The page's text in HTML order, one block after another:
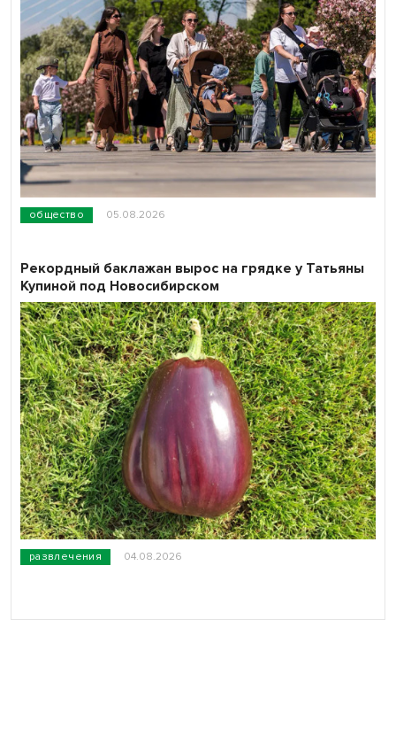
общество 05.08.2026
развлечения 04.08.2026
Рекордный баклажан вырос на грядке у Татьяны
Купиной под Новосибирском